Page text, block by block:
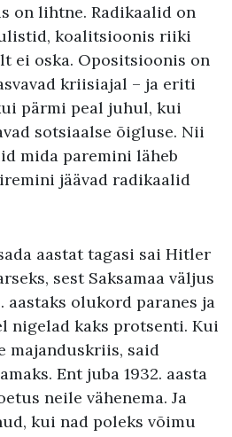
on lihtne. Radikaalid on
koalitsioonis riiki
ei oska. Opositsioonis on
kriisiajal – ja eriti
pärmi peal juhul, kui
sotsiaalse õigluse. Nii
mida paremini läheb
jäävad radikaalid
aastat tagasi sai Hitler
sest Saksamaa väljus
aastaks olukord paranes ja
nigelad kaks protsenti. Kui
majanduskriis, said
Ent juba 1932. aasta
neile vähenema. Ja
kui nad poleks võimu